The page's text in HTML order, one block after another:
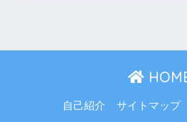
自己紹介 サイトマップ